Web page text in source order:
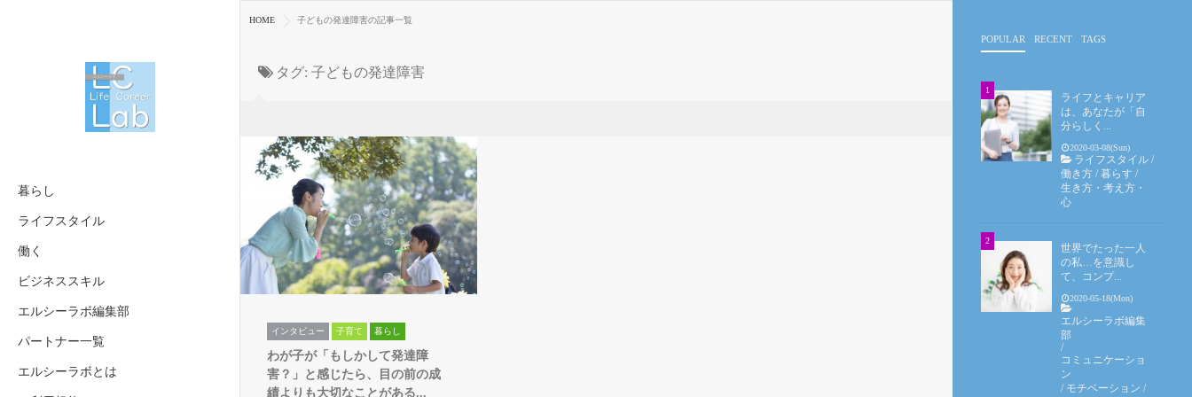
暮らし
ライフスタイル
働く
ビジネススキル
エルシーラボ編集部
パートナー一覧
エルシーラボとは
HOME 子どもの発達障害の記事一覧
タグ: 子どもの発達障害
インタビュー 子育て 暮らし
わが子が「もしかして発達障
害？」と感じたら、目の前の成
績よりも大切なことがある...
POPULAR RECENT TAGS
ライフとキャリア
は、あなたが「自
分らしく...
2020-03-08(Sun)
ライフスタイル /
働き方 /暮らす /
生き方・考え方・
心
世界でたった一人
の私…を意識し
て、コンプ...
2020-05-18(Mon)
エルシーラボ編集
部
/
コミュニケーショ
ン
/ モチベーション /